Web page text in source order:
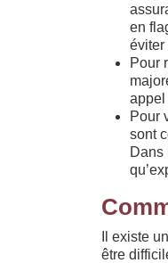
en
éviter
Pour
appel
Pour
sont
Dans
Il existe
être